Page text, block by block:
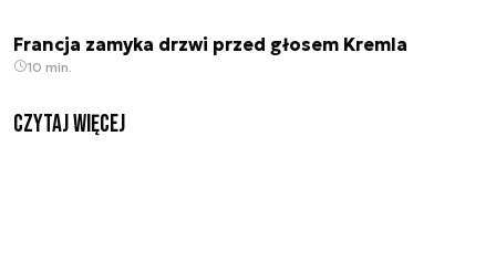
Francja zamyka drzwi przed głosem Kremla
10 min.
czytaj więcej